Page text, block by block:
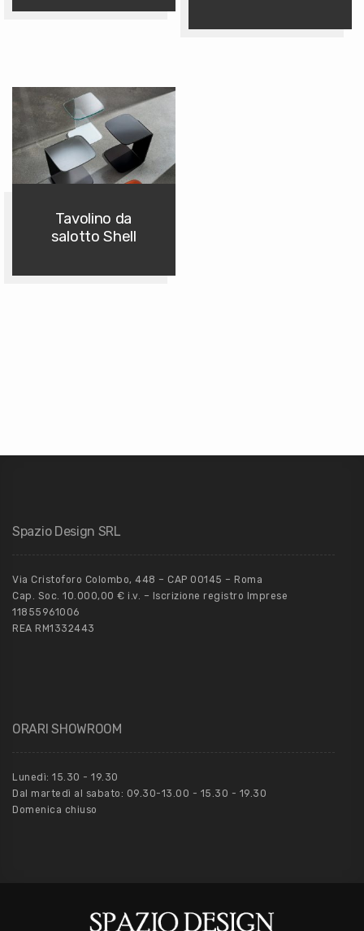
Tavolino da
salotto Shell
Spazio Design SRL
Via Cristoforo Colombo, 448 – CAP 00145 – Roma
Cap. Soc. 10.000,00 € i.v. – Iscrizione registro Imprese
11855961006
REA RM1332443
ORARI SHOWROOM
Lunedì: 15.30 - 19.30
Dal martedì al sabato: 09.30-13.00 - 15.30 - 19.30
Domenica chiuso